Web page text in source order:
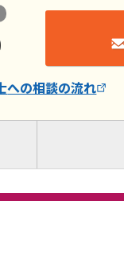
への相談の流れ